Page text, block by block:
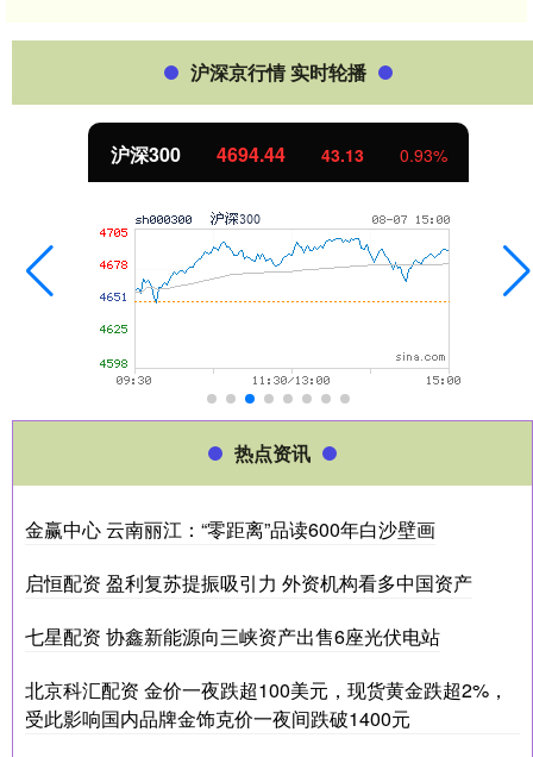
沪深京行情 实时轮播
沪深300 4694.44 43.13 0.93%
热点资讯
金赢中心 云南丽江：“零距离”品读600年白沙壁画
启恒配资 盈利复苏提振吸引力 外资机构看多中国资产
七星配资 协鑫新能源向三峡资产出售6座光伏电站
北京科汇配资 金价一夜跌超100美元，现货黄金跌超2%，
受此影响国内品牌金饰克价一夜间跌破1400元